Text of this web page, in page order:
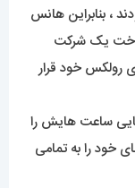
، بنابراین هانس
یک شرکت
رولکس خود قرار
ساعت هایش را
خود را به تمامی